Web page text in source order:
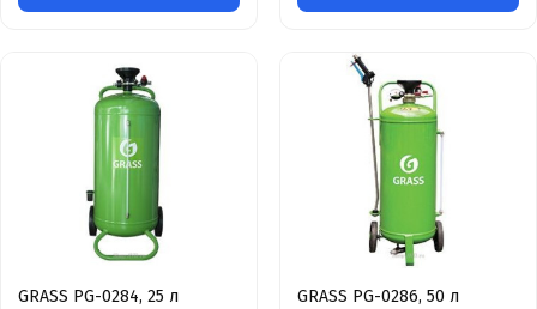
GRASS PG-0284, 25 л GRASS PG-0286, 50 л